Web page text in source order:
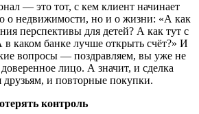
— это тот, с кем клиент начинает
о недвижимости, но и о жизни: «А как
перспективы для детей? А как тут с
каком банке лучше открыть счёт?» И
вопросы — поздравляем, вы уже не
лицо. А значит, и сделка
друзьям, и повторные покупки.
контроль